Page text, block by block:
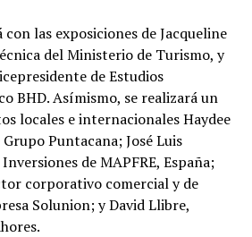
las exposiciones de Jacqueline
del Ministerio de Turismo, y
de Estudios
BHD. Asímismo, se realizará un
locales e internacionales Haydee
Puntacana; José Luis
de MAPFRE, España;
corporativo comercial y de
Solunion; y David Llibre,